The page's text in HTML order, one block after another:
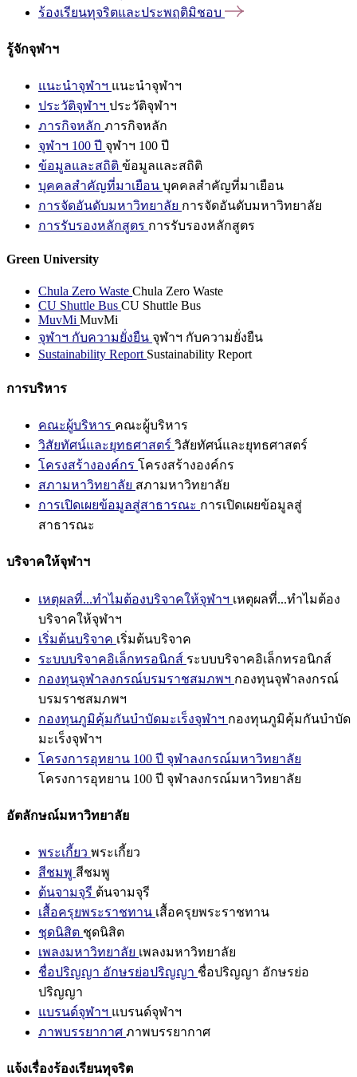
ร้องเรียนทุจริตและประพฤติมิชอบ
รู้จักจุฬาฯ
แนะนำจุฬาฯ แนะนำจุฬาฯ
ประวัติจุฬาฯ ประวัติจุฬาฯ
ภารกิจหลัก ภารกิจหลัก
จุฬาฯ 100 ปี จุฬาฯ 100 ปี
ข้อมูลและสถิติ ข้อมูลและสถิติ
บุคคลสำคัญที่มาเยือน บุคคลสำคัญที่มาเยือน
การจัดอันดับมหาวิทยาลัย การจัดอันดับมหาวิทยาลัย
การรับรองหลักสูตร การรับรองหลักสูตร
Green University
Chula Zero Waste Chula Zero Waste
CU Shuttle Bus CU Shuttle Bus
MuvMi MuvMi
จุฬาฯ กับความยั่งยืน จุฬาฯ กับความยั่งยืน
Sustainability Report Sustainability Report
การบริหาร
คณะผู้บริหาร คณะผู้บริหาร
วิสัยทัศน์และยุทธศาสตร์ วิสัยทัศน์และยุทธศาสตร์
โครงสร้างองค์กร โครงสร้างองค์กร
สภามหาวิทยาลัย สภามหาวิทยาลัย
การเปิดเผยข้อมูลสู่สาธารณะ การเปิดเผยข้อมูลสู่
สาธารณะ
บริจาคให้จุฬาฯ
เหตุผลที่...ทำไมต้องบริจาคให้จุฬาฯ เหตุผลที่...ทำไมต้อง
บริจาคให้จุฬาฯ
เริ่มต้นบริจาค เริ่มต้นบริจาค
ระบบบริจาคอิเล็กทรอนิกส์ ระบบบริจาคอิเล็กทรอนิกส์
กองทุนจุฬาลงกรณ์บรมราชสมภพฯ กองทุนจุฬาลงกรณ์
บรมราชสมภพฯ
กองทุนภูมิคุ้มกันบำบัดมะเร็งจุฬาฯ กองทุนภูมิคุ้มกันบำบัด
มะเร็งจุฬาฯ
โครงการอุทยาน 100 ปี จุฬาลงกรณ์มหาวิทยาลัย
โครงการอุทยาน 100 ปี จุฬาลงกรณ์มหาวิทยาลัย
อัตลักษณ์มหาวิทยาลัย
พระเกี้ยว พระเกี้ยว
สีชมพู สีชมพู
ต้นจามจุรี ต้นจามจุรี
เสื้อครุยพระราชทาน เสื้อครุยพระราชทาน
ชุดนิสิต ชุดนิสิต
เพลงมหาวิทยาลัย เพลงมหาวิทยาลัย
ชื่อปริญญา อักษรย่อปริญญา ชื่อปริญญา อักษรย่อ
ปริญญา
แบรนด์จุฬาฯ แบรนด์จุฬาฯ
ภาพบรรยากาศ ภาพบรรยากาศ
แจ้งเรื่องร้องเรียนทุจริต